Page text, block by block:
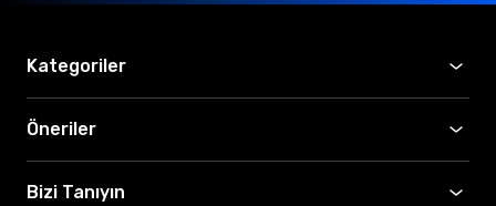
Kategoriler
Öneriler
Bizi Tanıyın